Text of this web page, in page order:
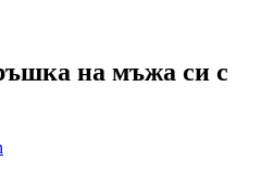
на мъжа си с